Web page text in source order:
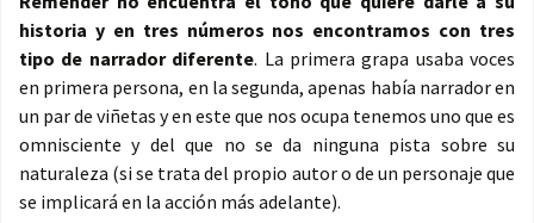
historia y en tres números nos encontramos con tres
tipo de narrador diferente. La primera grapa usaba voces
en primera persona, en la segunda, apenas había narrador en
un par de viñetas y en este que nos ocupa tenemos uno que es
omnisciente y del que no se da ninguna pista sobre su
naturaleza (si se trata del propio autor o de un personaje que
se implicará en la acción más adelante).